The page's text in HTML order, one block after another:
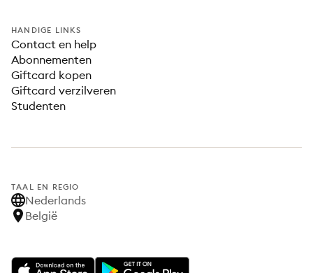
HANDIGE LINKS
Contact en help
Abonnementen
Giftcard kopen
Giftcard verzilveren
Studenten
TAAL EN REGIO
Nederlands
België